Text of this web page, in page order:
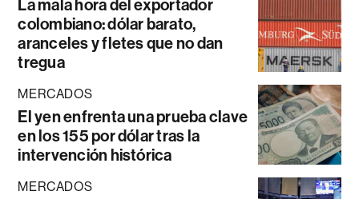
La mala hora del exportador
colombiano: dólar barato,
aranceles y fletes que no dan
tregua
MERCADOS
El yen enfrenta una prueba clave
en los 155 por dólar tras la
intervención histórica
MERCADOS